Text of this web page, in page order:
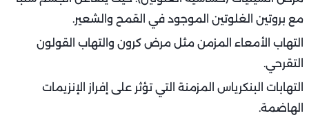
التعرق الزائد والعصبية المفرطة.
اضطرابات النوم ورجفة في اليدين.
من الضروري مراجعة الطبيب لإجراء فحص هرمونات الغدة
المناسب.